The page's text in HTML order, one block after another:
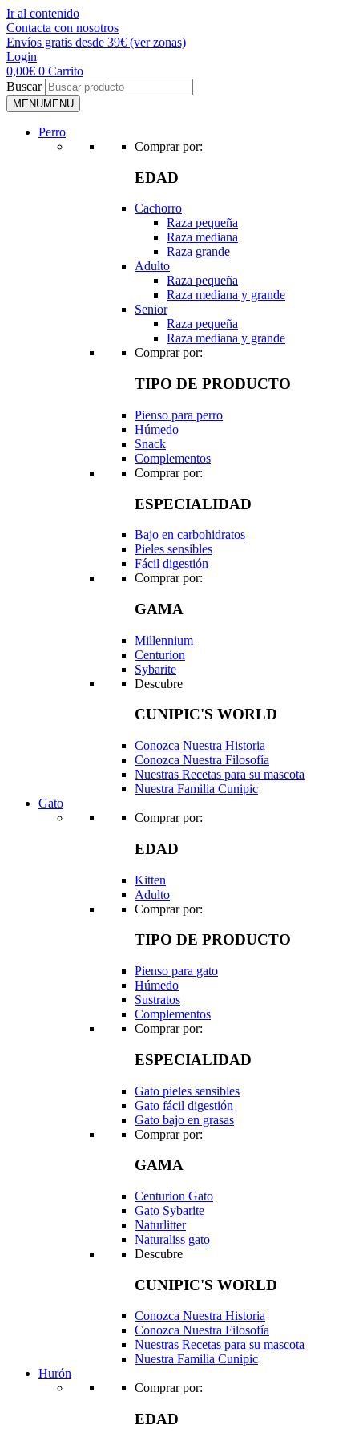
Ir al contenido
Contacta con nosotros
Envíos gratis desde 39€ (ver zonas)
Login
0,00€ 0 Carrito
Buscar
MENUMENU
Perro
Comprar por:
EDAD
Cachorro
Raza pequeña
Raza mediana
Raza grande
Adulto
Raza pequeña
Raza mediana y grande
Senior
Raza pequeña
Raza mediana y grande
Comprar por:
TIPO DE PRODUCTO
Pienso para perro
Húmedo
Snack
Complementos
Comprar por:
ESPECIALIDAD
Bajo en carbohidratos
Pieles sensibles
Fácil digestión
Comprar por:
GAMA
Millennium
Centurion
Sybarite
Descubre
CUNIPIC'S WORLD
Conozca Nuestra Historia
Conozca Nuestra Filosofía
Nuestras Recetas para su mascota
Nuestra Familia Cunipic
Gato
Comprar por:
EDAD
Kitten
Adulto
Comprar por:
TIPO DE PRODUCTO
Pienso para gato
Húmedo
Sustratos
Complementos
Comprar por:
ESPECIALIDAD
Gato pieles sensibles
Gato fácil digestión
Gato bajo en grasas
Comprar por:
GAMA
Centurion Gato
Gato Sybarite
Naturlitter
Naturaliss gato
Descubre
CUNIPIC'S WORLD
Conozca Nuestra Historia
Conozca Nuestra Filosofía
Nuestras Recetas para su mascota
Nuestra Familia Cunipic
Hurón
Comprar por:
EDAD